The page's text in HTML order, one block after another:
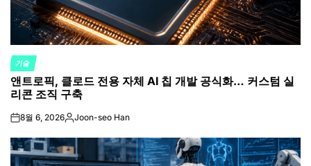
POSTED
IN
기술
앤트로픽, 클로드 전용 자체 AI 칩 개발 공식화… 커스텀 실
리콘 조직 구축
on8월 6, 2026Posted
Joon-seo Han